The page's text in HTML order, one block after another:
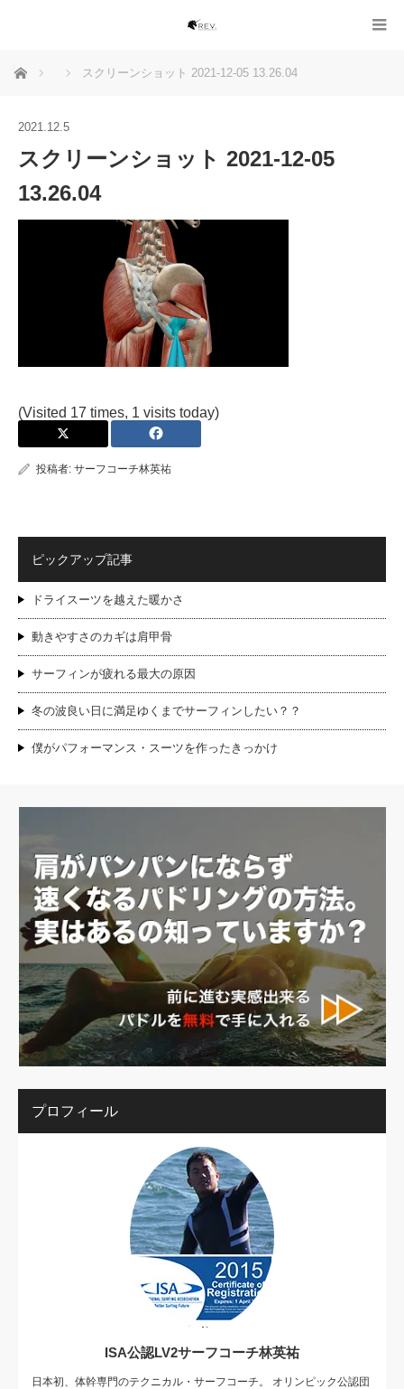
ホーム スクリーンショット 2021-12-05 13.26.04
2021.12.5
スクリーンショット 2021-12-05
13.26.04
(Visited 17 times, 1 visits today)
投稿者: サーフコーチ林英祐
ピックアップ記事
ドライスーツを越えた暖かさ
動きやすさのカギは肩甲骨
サーフィンが疲れる最大の原因
冬の波良い日に満足ゆくまでサーフィンしたい？？
僕がパフォーマンス・スーツを作ったきっかけ
プロフィール
ISA公認LV2サーフコーチ林英祐
日本初、体幹専門のテクニカル・サーフコーチ。 オリンピック公認団